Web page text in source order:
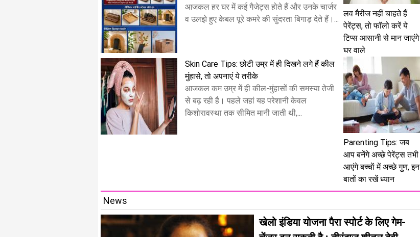
​आजकल हर घर में कई गैजेट्स होते हैं और उनके चार्जर
व उलझे हुए केबल पूरे कमरे की सुंदरता बिगाड़ देते हैं।...
Skin Care Tips: छोटी उम्र में ही दिखने लगे हैं कील
मुंहासे, तो अपनाएं ये तरीके
आजकल कम उम्र में ही कील-मुंहासों की समस्या तेजी
से बढ़ रही है। पहले जहां यह परेशानी केवल
किशोरावस्था तक सीमित मानी जाती थी,...
लव मैरीज नहीं चाहते हैं
पेरेंट्स, तो फॉलो करें ये
टिप्स आसानी से मान जाएंगे
घर वाले
Parenting Tips: जब
आप बनेंगे अच्छे पेरेंट्स तभी
आएंगे बच्चाें में अच्छे गुण, इन
बातों का रखें ध्यान
News
खेलो इंडिया योजना पैरा स्पोर्ट के लिए गेम-